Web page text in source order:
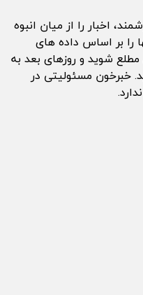
اخبار را از میان انبوه
را بر اساس داده های
شوید و روزهای بعد به
خبرخون مسئولیتی در